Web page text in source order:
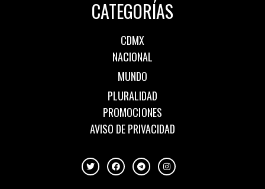
CATEGORÍAS
CDMX
NACIONAL
MUNDO
PLURALIDAD
PROMOCIONES
AVISO DE PRIVACIDAD